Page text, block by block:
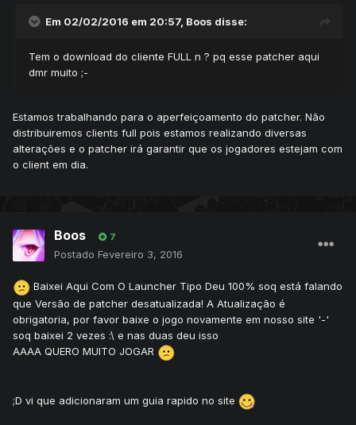
Em 02/02/2016 em 20:57, Boos disse:
Tem o download do cliente FULL n ? pq esse patcher aqui
dmr muito ;-
Estamos trabalhando para o aperfeiçoamento do patcher. Não
distribuiremos clients full pois estamos realizando diversas
alterações e o patcher irá garantir que os jogadores estejam com
o client em dia.
Boos 7
Postado Fevereiro 3, 2016
Baixei Aqui Com O Launcher Tipo Deu 100% soq está falando
que Versão de patcher desatualizada! A Atualização é
obrigatoria, por favor baixe o jogo novamente em nosso site '-'
soq baixei 2 vezes :\ e nas duas deu isso
AAAA QUERO MUITO JOGAR
;D vi que adicionaram um guia rapido no site